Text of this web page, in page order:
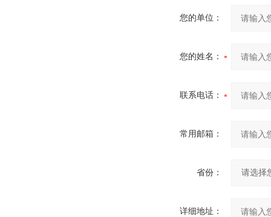
您的单位：
您的姓名：
联系电话：
常用邮箱：
省份：
详细地址：